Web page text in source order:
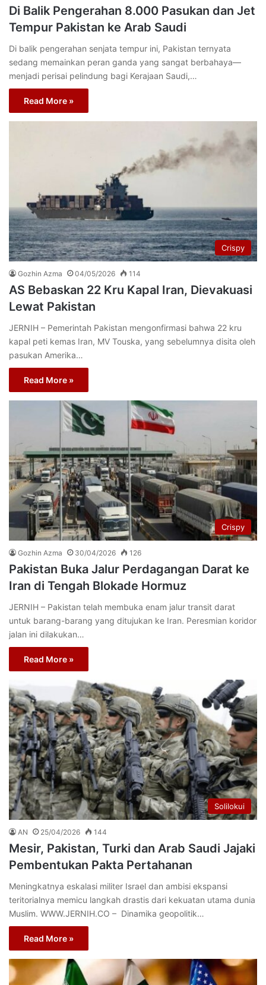
Di Balik Pengerahan 8.000 Pasukan dan Jet
Tempur Pakistan ke Arab Saudi
Di balik pengerahan senjata tempur ini, Pakistan ternyata
sedang memainkan peran ganda yang sangat berbahaya—
menjadi perisai pelindung bagi Kerajaan Saudi,…
Read More »
Crispy
Gozhin Azma 04/05/2026 114
AS Bebaskan 22 Kru Kapal Iran, Dievakuasi
Lewat Pakistan
JERNIH – Pemerintah Pakistan mengonfirmasi bahwa 22 kru
kapal peti kemas Iran, MV Touska, yang sebelumnya disita oleh
pasukan Amerika…
Read More »
Crispy
Gozhin Azma 30/04/2026 126
Pakistan Buka Jalur Perdagangan Darat ke
Iran di Tengah Blokade Hormuz
JERNIH – Pakistan telah membuka enam jalur transit darat
untuk barang-barang yang ditujukan ke Iran. Peresmian koridor
jalan ini dilakukan…
Read More »
Solilokui
AN 25/04/2026 144
Mesir, Pakistan, Turki dan Arab Saudi Jajaki
Pembentukan Pakta Pertahanan
Meningkatnya eskalasi militer Israel dan ambisi ekspansi
teritorialnya memicu langkah drastis dari kekuatan utama dunia
Muslim. WWW.JERNIH.CO – Dinamika geopolitik…
Read More »